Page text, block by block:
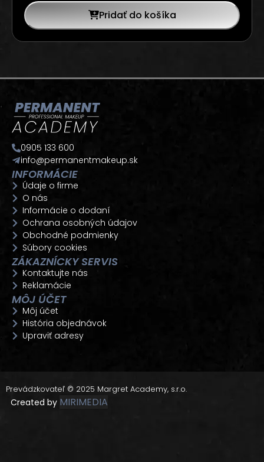
Pridať do košíka
0905 133 600
info@permanentmakeup.sk
INFORMÁCIE
Údaje o firme
O nás
Informácie o dodaní
Ochrana osobných údajov
Obchodné podmienky
Súbory cookies
ZÁKAZNÍCKY SERVIS
Kontaktujte nás
Reklamácie
MÔJ ÚČET
Môj účet
História objednávok
Upraviť adresy
Prevádzkovateľ © 2025 Margret Academy, s.r.o.
Created by MIRIMEDIA